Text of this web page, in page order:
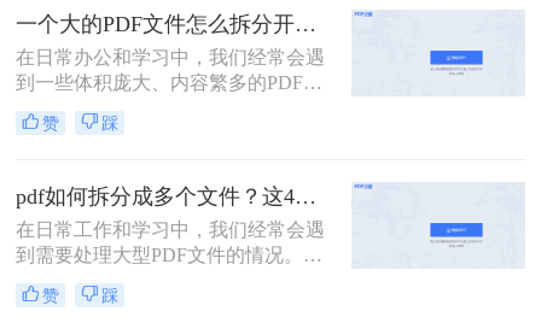
非常实用的技能。以下是一篇关于怎
么把一个大的pdf拆分的详细指南。
一个大的PDF文件怎么拆分开成几个文件？这三种PDF拆分方法轻松搞定！
在日常办公和学习中，我们经常会遇
到一些体积庞大、内容繁多的PDF文
件。这些文件可能包含多个章节、报
告或文档，但出于某种需要，我们可
便于分享、存储或阅读。那么一个大
的PDF文件怎么拆分开成几个文件
呢？本文将为您介绍几种实用的方
法，帮助您轻松将一个大的PDF文件
拆分成多个文件。
赞 踩
pdf如何拆分成多个文件？这4种方法教你轻松拆分！
在日常工作和学习中，我们经常会遇
到需要处理大型PDF文件的情况。有
时，为了方便管理、分享或仅需要文
件中的某一部分内容，我们需要将
赞 踩